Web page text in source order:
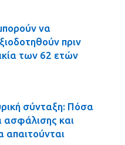
να
πριν
των 62 ετών
σύνταξη: Πόσα
ασφάλισης και
απαιτούνται